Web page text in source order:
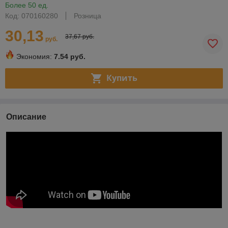
Более 50 ед.
Код: 070160280
Розница
30,13 руб. 37,67 руб.
Экономия: 7.54 руб.
Купить
Описание